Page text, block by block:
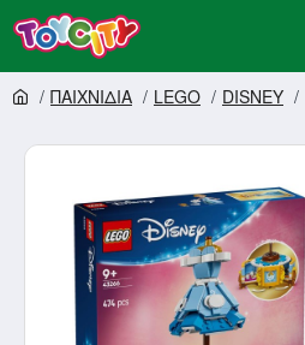
ΠΑΙΧΝΙΔΙΑ LEGO DISNEY